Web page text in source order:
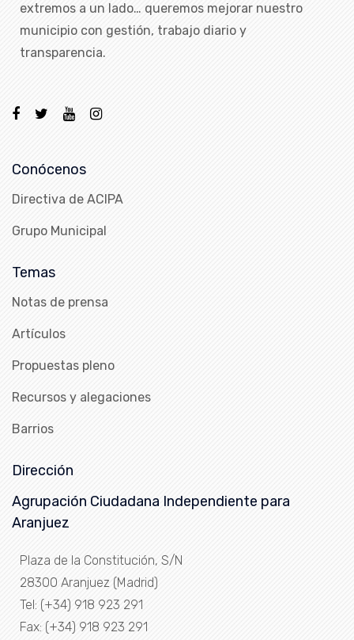
extremos a un lado… queremos mejorar nuestro
municipio con gestión, trabajo diario y
transparencia.
Conócenos
Directiva de ACIPA
Grupo Municipal
Temas
Notas de prensa
Artículos
Propuestas pleno
Recursos y alegaciones
Barrios
Dirección
Agrupación Ciudadana Independiente para
Aranjuez
Plaza de la Constitución, S/N
28300 Aranjuez (Madrid)
Tel: (+34) 918 923 291
Fax: (+34) 918 923 291